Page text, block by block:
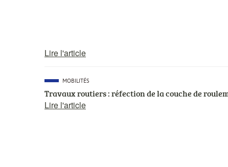
Lire l'article
CATÉGORIE
PRINCIPALE
MOBILITÉS
Travaux routiers : réfection de la couche de
Lire l'article